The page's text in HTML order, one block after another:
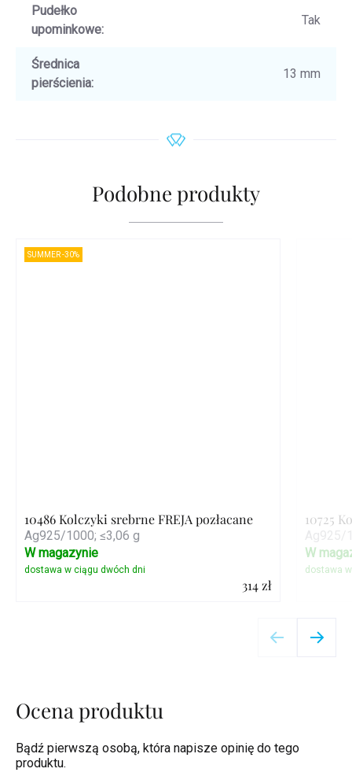
Pudełko
upominkowe:
Tak
Średnica
pierścienia:
13 mm
Podobne produkty
SUMMER -30%
10486 Kolczyki srebrne FREJA pozłacane
Ag925/1000; ≤3,06 g
314 zł
W magazynie
10725
W
Ocena produktu
Bądź pierwszą osobą, która napisze opinię do tego
produktu.